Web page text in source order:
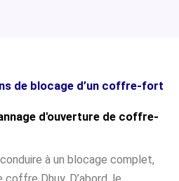
de blocage d’un coffre-fort
d'ouverture de coffre-
à un blocage complet,
Dhuy. D’abord, le